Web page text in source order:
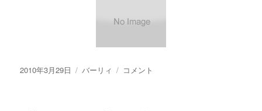
投
2010年3月29日
カ
バーリィ
【画
コメント